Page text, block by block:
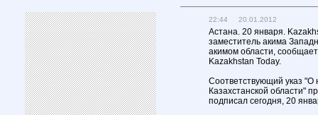
22:44 20.01.2012
Астана. 20 января.
заместитель акима
акимом области,
Kazakhstan Today.
Соответствующий указ "О
Казахстанской области"
подписал сегодня, 20